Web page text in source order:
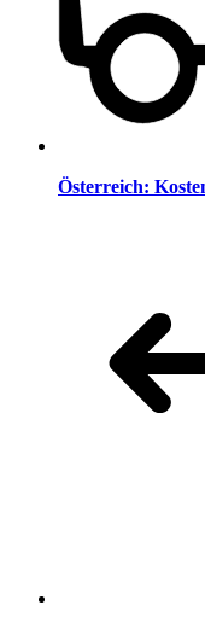
Österreich: